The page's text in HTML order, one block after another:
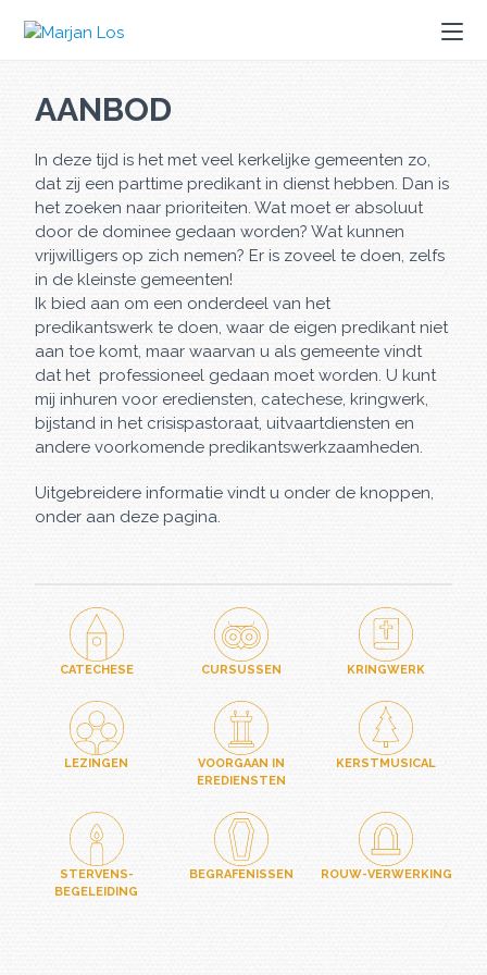
AANBOD
In deze tijd is het met veel kerkelijke gemeenten zo,
dat zij een parttime predikant in dienst hebben. Dan is
het zoeken naar prioriteiten. Wat moet er absoluut
door de dominee gedaan worden? Wat kunnen
vrijwilligers op zich nemen? Er is zoveel te doen, zelfs
in de kleinste gemeenten!
Ik bied aan om een onderdeel van het
predikantswerk te doen, waar de eigen predikant niet
aan toe komt, maar waarvan u als gemeente vindt
dat het professioneel gedaan moet worden. U kunt
mij inhuren voor erediensten, catechese, kringwerk,
bijstand in het crisispastoraat, uitvaartdiensten en
andere voorkomende predikantswerkzaamheden.
Uitgebreidere informatie vindt u onder de knoppen,
onder aan deze pagina.
CATECHESE CURSUSSEN KRINGWERK
LEZINGEN
VOORGAAN IN
EREDIENSTEN
KERSTMUSICAL
STERVENS-
BEGELEIDING
BEGRAFENISSEN ROUW-VERWERKING